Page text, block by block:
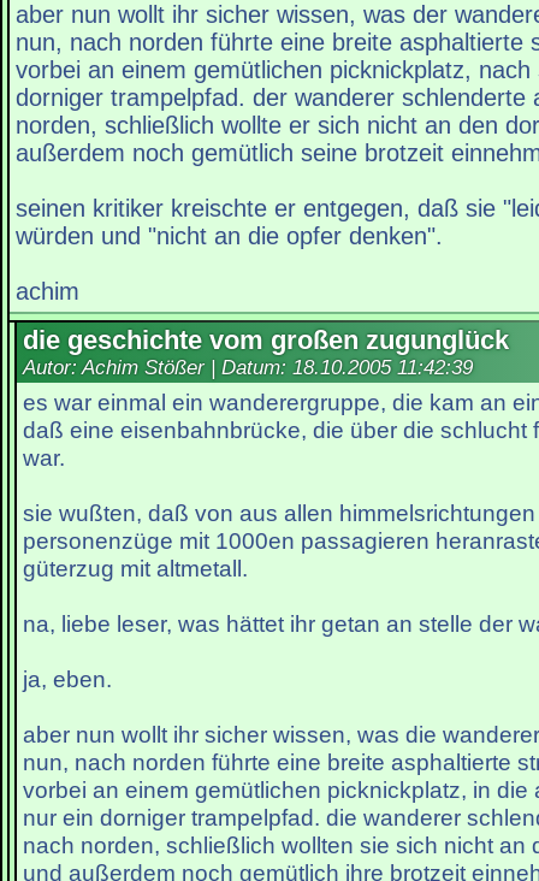
aber nun wollt ihr sicher wissen, was der
nun, nach norden führte eine breite asphaltierte
vorbei an einem gemütlichen picknickplatz,
dorniger trampelpfad. der wanderer schlenderte
norden, schließlich wollte er sich nicht an den
außerdem noch gemütlich seine brotzeit
seinen kritiker kreischte er entgegen, daß sie
würden und "nicht an die opfer denken".
achim
die geschichte vom großen zugunglück
Autor: Achim Stößer | Datum: 18.10.2005 11:42:39
es war einmal ein wanderergruppe, die kam an
daß eine eisenbahnbrücke, die über die schlucht
war.
sie wußten, daß von aus allen
personenzüge mit 1000en passagieren
güterzug mit altmetall.
na, liebe leser, was hättet ihr getan an stelle der
ja, eben.
aber nun wollt ihr sicher wissen, was die
nun, nach norden führte eine breite asphaltierte
vorbei an einem gemütlichen picknickplatz, in die
nur ein dorniger trampelpfad. die wanderer
nach norden, schließlich wollten sie sich nicht an
und außerdem noch gemütlich ihre brotzeit